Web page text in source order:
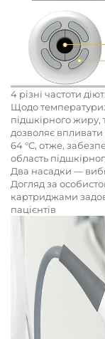
4 різні частоти
Щодо
підшкірного жиру,
дозволяє
64 °C, отже,
область
Два насадки —
Догляд за
картриджами
пацієнтів